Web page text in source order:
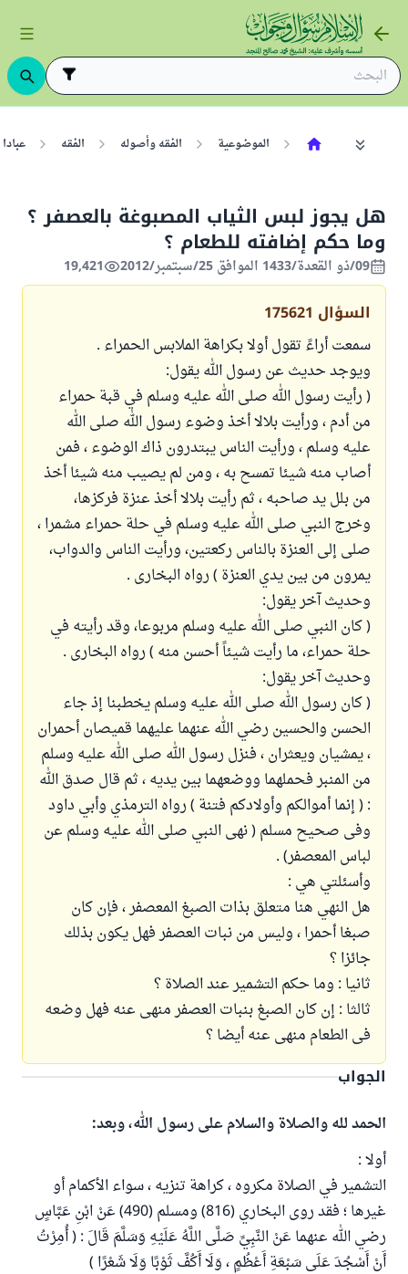
الموضوعية الفقه وأصوله الفقه
هل يجوز لبس الثياب المصبوغة بالعصفر ؟
وما حكم إضافته للطعام ؟
09/ذو القعدة/1433 الموافق 25/سبتمبر/2012 19,421
السؤال 175621
سمعت أراءً تقول أولا بكراهة الملابس الحمراء .
ويوجد حديث عن رسول الله يقول:
( رأيت رسول الله صلى الله عليه وسلم في قبة حمراء
من أدم ، ورأيت بلالا أخذ وضوء رسول الله صلى الله
عليه وسلم ، ورأيت الناس يبتدرون ذاك الوضوء ، فمن
أصاب منه شيئا تمسح به ، ومن لم يصيب منه شيئا أخذ
من بلل يد صاحبه ، ثم رأيت بلالا أخذ عنزة فركزها،
وخرج النبي صلى الله عليه وسلم في حلة حمراء مشمرا ،
صلى إلى العنزة بالناس ركعتين، ورأيت الناس والدواب،
يمرون من بين يدي العنزة ) رواه البخارى .
وحديث آخر يقول:
( كان النبي صلى الله عليه وسلم مربوعا، وقد رأيته في
حلة حمراء، ما رأيت شيئاً أحسن منه ) رواه البخارى .
وحديث آخر يقول:
( كان رسول الله صلى الله عليه وسلم يخطبنا إذ جاء
الحسن والحسين رضي الله عنهما عليهما قميصان أحمران
، يمشيان ويعثران ، فنزل رسول الله صلى الله عليه وسلم
من المنبر فحملهما ووضعهما بين يديه ، ثم قال صدق الله
: ( إنما أموالكم وأولادكم فتنة ) رواه الترمذي وأبي داود
وفى صحيح مسلم ( نهى النبي صلى الله عليه وسلم عن
لباس المعصفر) .
وأسئلتي هي :
هل النهي هنا متعلق بذات الصبغ المعصفر ، فإن كان
صبغا أحمرا ، وليس من نبات العصفر فهل يكون بذلك
جائزا ؟
ثانيا : وما حكم التشمير عند الصلاة ؟
ثالثا : إن كان الصبغ بنبات العصفر منهى عنه فهل وضعه
فى الطعام منهى عنه أيضا ؟
الجواب
الحمد لله والصلاة والسلام على رسول الله، وبعد:
أولا :
التشمير في الصلاة مكروه ، كراهة تنزيه ، سواء الأكمام أو
غيرها ؛ فقد روى البخاري (816) ومسلم (490) عَنْ ابْنِ عَبَّاسٍ
رضي الله عنهما عَنْ النَّبِيِّ صَلَّى اللَّهُ عَلَيْهِ وَسَلَّمَ قَالَ : ( أُمِرْتُ
أَنْ أَسْجُدَ عَلَى سَبْعَةِ أَعْظُمٍ ، وَلَا أَكُفَّ ثَوْبًا وَلَا شَعْرًا )